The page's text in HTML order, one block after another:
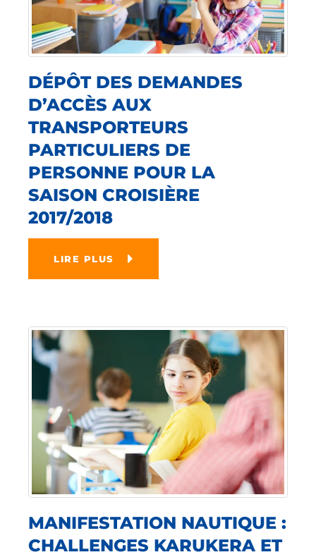
DÉPÔT DES DEMANDES
D’ACCÈS AUX
TRANSPORTEURS
PARTICULIERS DE
PERSONNE POUR LA
SAISON CROISIÈRE
2017/2018
LIRE PLUS
MANIFESTATION NAUTIQUE :
CHALLENGES KARUKERA ET